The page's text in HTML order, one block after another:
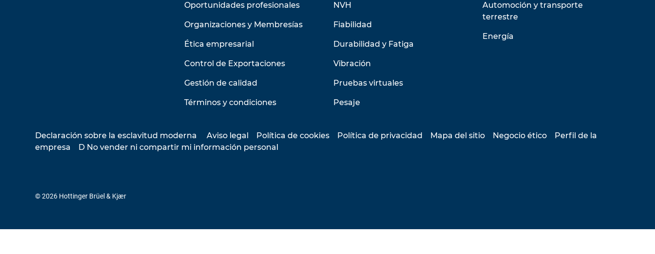
Oportunidades profesionales
Organizaciones y Membresías
Ética empresarial
Control de Exportaciones
Gestión de calidad
Términos y condiciones
NVH
Fiabilidad
Durabilidad y Fatiga
Vibración
Pruebas virtuales
Pesaje
Automoción y transporte
terrestre
Energía
Declaración sobre la esclavitud moderna Aviso legal Política de cookies Política de privacidad Mapa del sitio Negocio ético
Perfil de la
empresa
D No vender ni compartir mi información personal
© 2026 Hottinger Brüel & Kjær